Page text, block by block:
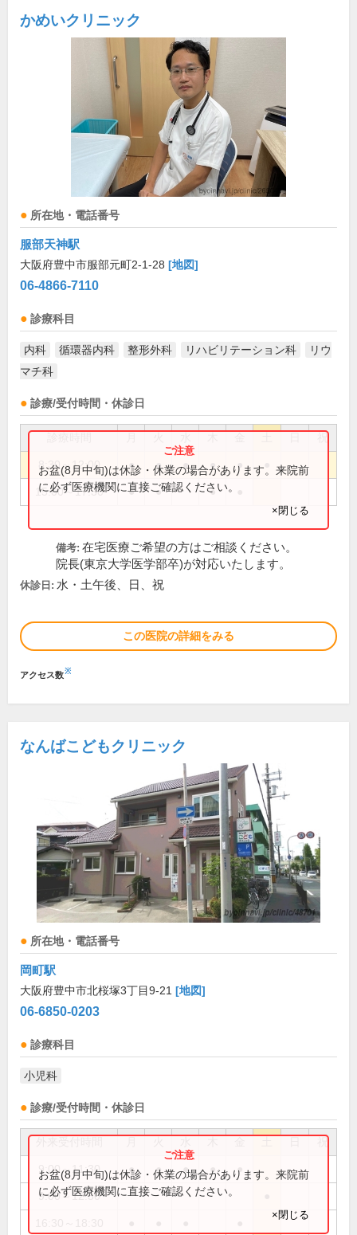
かめいクリニック
所在地・電話番号
服部天神駅
大阪府豊中市服部元町2-1-28 [地図]
06-4866-7110
診療科目
内科 循環器内科 整形外科 リハビリテーション科
リウ
マチ科
診療/受付時間・休診日
祝
8:30～12:00 ● ● ● ● ●
15:00～17:30 ● ● ●
お盆(8月中旬)は休診・休業の場合があります。来院前
に必ず医療機関に直接ご確認ください。
×閉じる
備考: 在宅医療ご希望の方はご相談ください。
院長(東京大学医学部卒)が対応いたします。
休診日: 水・土午後、日、祝
この医院の詳細をみる
アクセス数※
なんばこどもクリニック
所在地・電話番号
岡町駅
大阪府豊中市北桜塚3丁目9-21 [地図]
06-6850-0203
診療科目
小児科
診療/受付時間・休診日
祝
9:00～11:30 ● ● ● ● ●
9:00～12:30
お盆(8月中旬)は休診・休業の場合があります。来院前
に必ず医療機関に直接ご確認ください。
×閉じる